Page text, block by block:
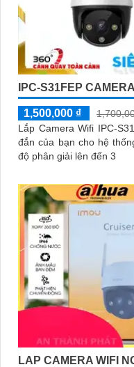
IPC-S31FEP
1,500,000 ₫
Lắp Camera Wifi IPC-
đắn của bạn cho hệ
độ phân giải lên đến 3
LAP CAMERA WIFI